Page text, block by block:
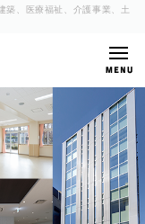
築、
医療福祉、介護事業、土